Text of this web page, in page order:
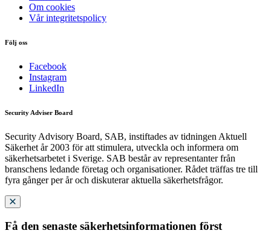
Om cookies
Vår integritetspolicy
Följ oss
Facebook
Instagram
LinkedIn
Security Adviser Board
Security Advisory Board, SAB, instiftades av tidningen Aktuell
Säkerhet år 2003 för att stimulera, utveckla och informera om
säkerhetsarbetet i Sverige. SAB består av representanter från
branschens ledande företag och organisationer. Rådet träffas tre till
fyra gånger per år och diskuterar aktuella säkerhetsfrågor.
Få den senaste säkerhetsinformationen först